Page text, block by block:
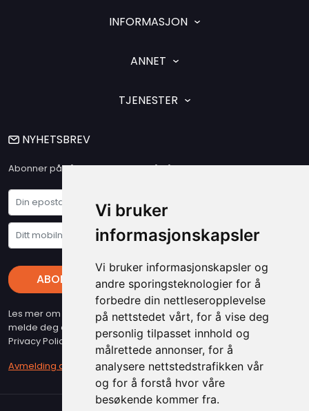
Vi bruker
informasjonskapsler
Vi bruker informasjonskapsler og
andre sporingsteknologier for å
forbedre din nettleseropplevelse
på nettstedet vårt, for å vise deg
personlig tilpasset innhold og
målrettede annonser, for å
analysere nettstedstrafikken vår
og for å forstå hvor våre
besøkende kommer fra.
INFORMASJON
ANNET
TJENESTER
NYHETSBREV
Abonner på vårt nyhetsbrev og få våre siste nyheter og tilbud
ABONNER
Les mer om vare "Privacy Policy" - Husk at du kan når som helst
melde deg av vart nyhetsbrev (beslyttet at reCAPTCHA, Google
Privacy Policy & Terms gjelder)
Avmelding av nyhetsbrev